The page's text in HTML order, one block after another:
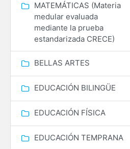
MATEMÁTICAS (Materia
medular evaluada
mediante la prueba
estandarizada CRECE)
BELLAS ARTES
EDUCACIÓN BILINGÜE
EDUCACIÓN FÍSICA
EDUCACIÓN TEMPRANA